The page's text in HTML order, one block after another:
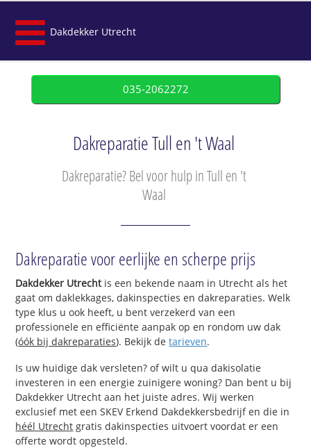
Dakdekker Utrecht
035-2062272
Dakreparatie Tull en 't Waal
Dakreparatie? Bel voor hulp in Tull en 't
Waal
Dakreparatie voor eerlijke en scherpe prijs
Dakdekker Utrechtis een bekende naam in Utrecht als het
gaat om daklekkages, dakinspecties en dakreparaties. Welk
type klus u ook heeft, u bent verzekerd van een
professionele en efficiënte aanpak op en rondom uw dak
(óók bij dakreparaties). Bekijk detarieven.
Is uw huidige dak versleten? of wilt u qua dakisolatie
investeren in een energie zuinigere woning? Dan bent u bij
Dakdekker Utrecht aan het juiste adres. Wij werken
exclusief met een SKEV Erkend Dakdekkersbedrijf en die in
héél Utrecht gratis dakinspecties uitvoert voordat er een
offerte wordt opgesteld.